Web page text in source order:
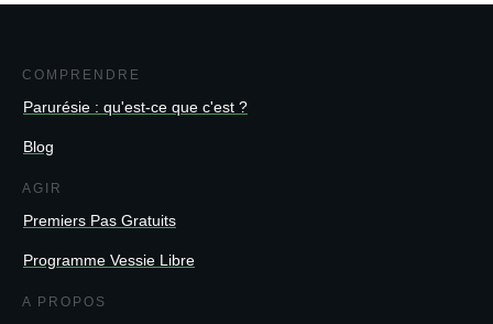
COMPRENDRE
Parurésie : qu'est-ce que c'est ?
Blog
AGIR
Premiers Pas Gratuits
Programme Vessie Libre
A PROPOS